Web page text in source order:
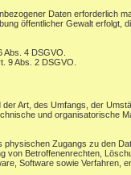
Daten erforderlich
öffentlicher Gewalt erfolgt,
4 DSGVO.
9 Abs. 2 DSGVO.
Art, des Umfangs, der
und organisatorische
Zugangs zu den
von Betroffenenrechten,
Software sowie Verfahren,